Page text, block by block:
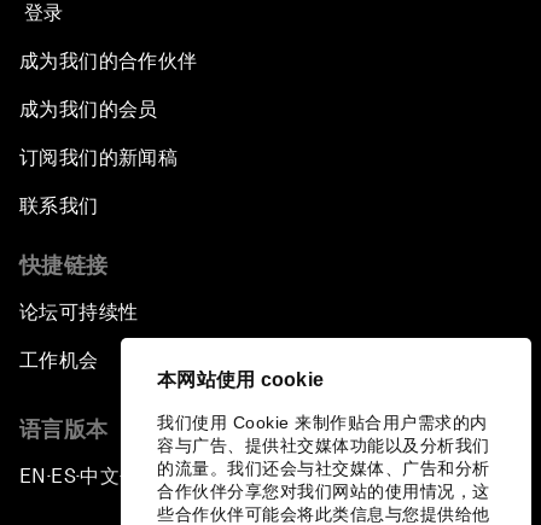
本网站使用 cookie
我们使用 Cookie 来制作贴合用户需求的内
容与广告、提供社交媒体功能以及分析我们
的流量。我们还会与社交媒体、广告和分析
合作伙伴分享您对我们网站的使用情况，这
些合作伙伴可能会将此类信息与您提供给他
登录
成为我们的合作伙伴
成为我们的会员
订阅我们的新闻稿
联系我们
快捷链接
论坛可持续性
工作机会
语言版本
EN ▪ES▪中文▪ 日本語